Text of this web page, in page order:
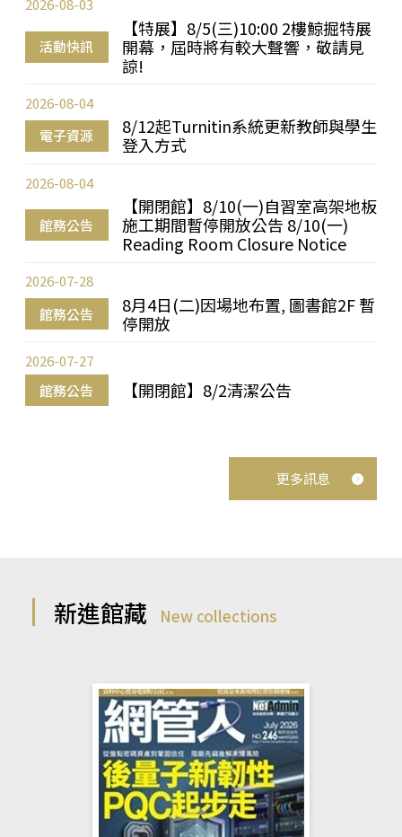
活動快訊
【特展】8/5(三)10:00 2樓鯨掘特展
開幕，屆時將有較大聲響，敬請見
諒!
2026-08-03
電子資源
8/12起Turnitin系統更新教師與學生
登入方式
2026-08-04
館務公告
【開閉館】8/10(一)自習室高架地板
施工期間暫停開放公告 8/10(一)
Reading Room Closure Notice
2026-08-04
館務公告
8月4日(二)因場地布置, 圖書館2F 暫
停開放
2026-07-28
館務公告 【開閉館】8/2清潔公告
2026-07-27
更多訊息
新進館藏 New collections